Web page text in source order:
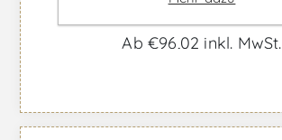
Schaumwein
Ab €96,02 inkl. MwSt.